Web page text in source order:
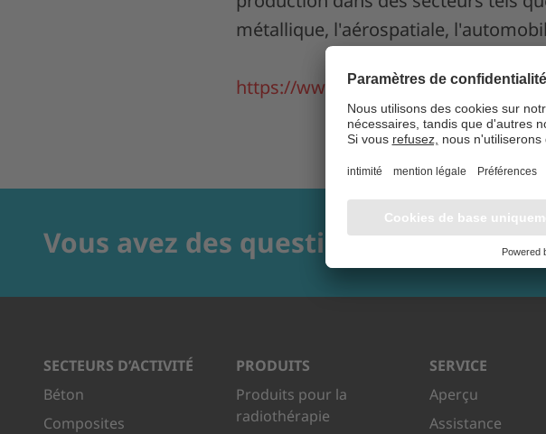
métallique, l'aérospatiale,
https://www.imts.com/
Vous avez des questions?
SECTEURS D’ACTIVITÉ
Béton
Composites
PRODUITS
Produits pour la
radiothérapie
SERVICE
Aperçu
Assistance